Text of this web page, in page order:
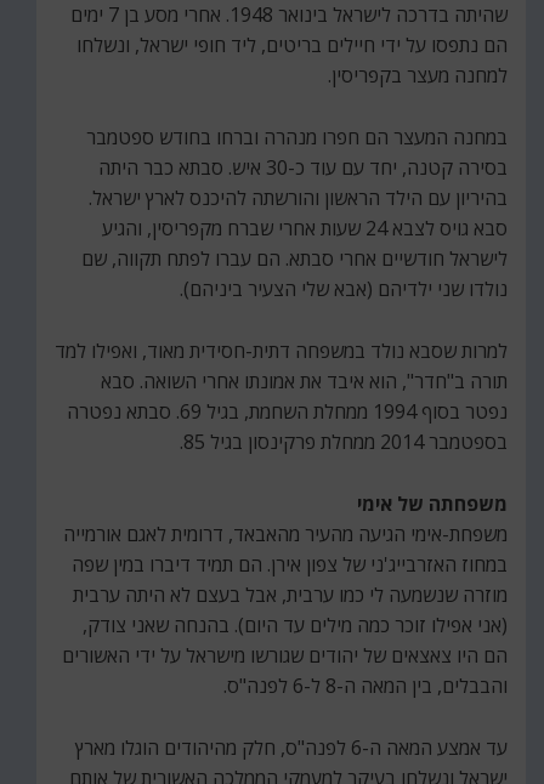
שהיתה בדרכה לישראל בינואר 1948. אחרי מסע בן 7 ימים
הם נתפסו על ידי חיילים בריטים, ליד חופי ישראל, ונשלחו
למחנה מעצר בקפריסין.
במחנה המעצר הם חפרו מנהרה וברחו בחודש ספטמבר
בסירה קטנה, יחד עם עוד כ-30 איש. סבתא כבר היתה
בהיריון עם הילד הראשון והורשתה להיכנס לארץ ישראל.
סבא גויס לצבא 24 שעות אחרי שברח מקפריסין, והגיע
לישראל חודשיים אחרי סבתא. הם עברו לפתח תקווה, שם
נולדו שני ילדיהם (אבא שלי הצעיר ביניהם).
למרות שסבא נולד במשפחה דתית-חסידית מאוד, ואפילו למד
תורה ב"חדר", הוא איבד את אמונתו אחרי השואה. סבא
נפטר בסוף 1994 ממחלת השחמת, בגיל 69. סבתא נפטרה
בספטמבר 2014 ממחלת פרקינסון בגיל 85.
משפחתה של אימי
משפחת-אימי הגיעה מהעיר מהאבאד, דרומית לאגם אורמייה
במחוז האזרבייג'ני של צפון אירן. הם תמיד דיברו במין שפה
מוזרה שנשמעה לי כמו ערבית, אבל בעצם לא היתה ערבית
(אני אפילו זוכר כמה מילים עד היום). בהנחה שאני צודק,
הם היו צאצאים של יהודים שגורשו מישראל על ידי האשורים
והבבלים, בין המאה ה-8 ל-6 לפנה"ס.
עד אמצע המאה ה-6 לפנה"ס, חלק מהיהודים הוגלו מארץ
ישראל ונשלחו בעיקר למעמקי הממלכה האשורית של אותם